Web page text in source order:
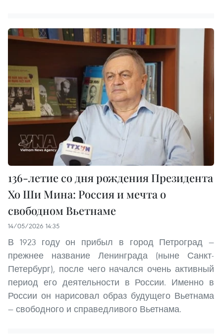
136-летие со дня рождения Президента
Хо Ши Мина: Россия и мечта о
свободном Вьетнаме
14/05/2026 14:35
В 1923 году он прибыл в город Петроград —
прежнее название Ленинграда (ныне Санкт-
Петербург), после чего начался очень активный
период его деятельности в России. Именно в
России он нарисовал образ будущего Вьетнама
— свободного и справедливого Вьетнама.